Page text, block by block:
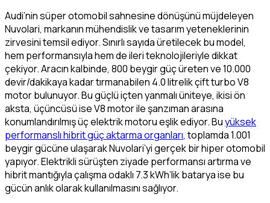
Audi’nin süper otomobil sahnesine dönüşünü müjdeleyen
Nuvolari, markanın mühendislik ve tasarım yeteneklerinin
zirvesini temsil ediyor. Sınırlı sayıda üretilecek bu model,
hem performansıyla hem de ileri teknolojileriyle dikkat
çekiyor. Aracın kalbinde, 800 beygir güç üreten ve 10.000
devir/dakikaya kadar tırmanabilen 4.0 litrelik çift turbo V8
motor bulunuyor. Bu güçlü içten yanmalı üniteye, ikisi ön
aksta, üçüncüsü ise V8 motor ile şanzıman arasına
konumlandırılmış üç elektrik motoru eşlik ediyor. Buyüksek
performanslı hibrit güç aktarma organları, toplamda 1.001
beygir gücüne ulaşarak Nuvolari’yi gerçek bir hiper otomobil
yapıyor. Elektrikli sürüşten ziyade performansı artırma ve
hibrit mantığıyla çalışma odaklı 7.3 kWh’lik batarya ise bu
gücün anlık olarak kullanılmasını sağlıyor.